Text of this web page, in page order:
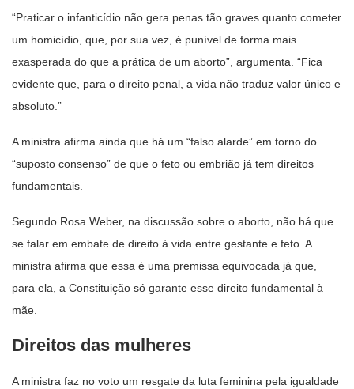
“Praticar o infanticídio não gera penas tão graves quanto cometer
um homicídio, que, por sua vez, é punível de forma mais
exasperada do que a prática de um aborto”, argumenta. “Fica
evidente que, para o direito penal, a vida não traduz valor único e
absoluto.”
A ministra afirma ainda que há um “falso alarde” em torno do
“suposto consenso” de que o feto ou embrião já tem direitos
fundamentais.
Segundo Rosa Weber, na discussão sobre o aborto, não há que
se falar em embate de direito à vida entre gestante e feto. A
ministra afirma que essa é uma premissa equivocada já que,
para ela, a Constituição só garante esse direito fundamental à
mãe.
Direitos das mulheres
A ministra faz no voto um resgate da luta feminina pela igualdade